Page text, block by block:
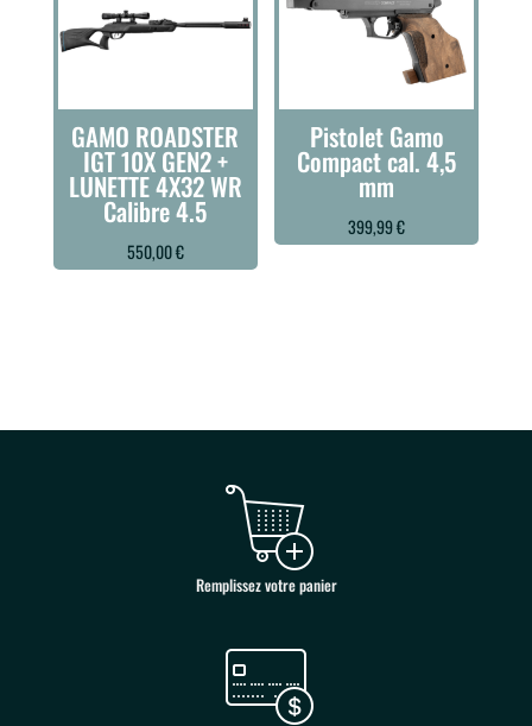
GAMO ROADSTER
IGT 10X GEN2 +
LUNETTE 4X32 WR
Calibre 4.5
550,00€
Pistolet Gamo
Compact cal. 4,5
mm
399,99€
Remplissez votre panier